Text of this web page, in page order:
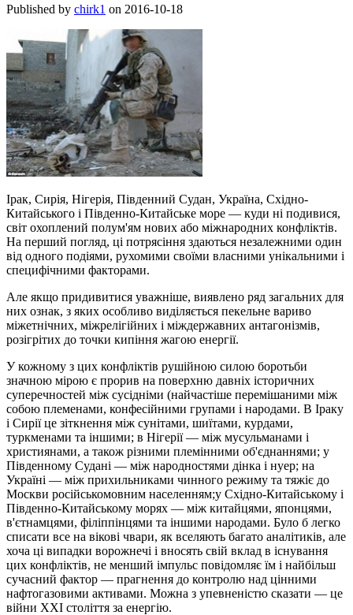
Published by chirk1 on 2016-10-18
Ірак, Сирія, Нігерія, Південний Судан, Україна, Східно-
Китайського і Південно-Китайське море — куди ні подивися,
світ охоплений полум'ям нових або міжнародних конфліктів.
На перший погляд, ці потрясіння здаються незалежними один
від одного подіями, рухомими своїми власними унікальними і
специфічними факторами.
Але якщо придивитися уважніше, виявлено ряд загальних для
них ознак, з яких особливо виділяється пекельне вариво
міжетнічних, міжрелігійних і міждержавних антагонізмів,
розігрітих до точки кипіння жагою енергії.
У кожному з цих конфліктів рушійною силою боротьби
значною мірою є прорив на поверхню давніх історичних
суперечностей між сусідніми (найчастіше перемішаними між
собою племенами, конфесійними групами і народами. В Іраку
і Сирії це зіткнення між сунітами, шиїтами, курдами,
туркменами та іншими; в Нігерії — між мусульманами і
християнами, а також різними племінними об'єднаннями; у
Південному Судані — між народностями дінка і нуер; на
Україні — між прихильниками чинного режиму та тяжіє до
Москви російськомовним населенням;у Східно-Китайському і
Південно-Китайському морях — між китайцями, японцями,
в'єтнамцями, філіппінцями та іншими народами. Було б легко
списати все на вікові чвари, як вселяють багато аналітиків, але
хоча ці випадки ворожнечі і вносять свій вклад в існування
цих конфліктів, не менший імпульс повідомляє їм і найбільш
сучасний фактор — прагнення до контролю над цінними
нафтогазовими активами. Можна з упевненістю сказати — це
війни ХХІ століття за енергію.